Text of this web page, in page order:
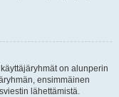
on alunperin
ensimmäinen
lähettämistä.